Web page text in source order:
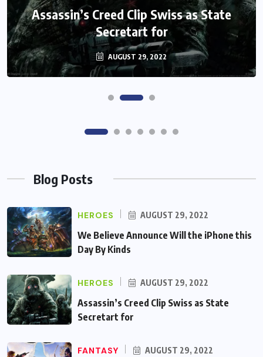
Assassin’s Creed Clip Swiss as State
Secretart for
AUGUST 29, 2022
Monster Jam Titans success farms their
efforts
AUGUST 29, 2022
Blog Posts
HEROES AUGUST 29, 2022
We Believe Announce Will the iPhone this
Day By Kinds
HEROES AUGUST 29, 2022
Assassin’s Creed Clip Swiss as State
Secretart for
FANTASY AUGUST 29, 2022